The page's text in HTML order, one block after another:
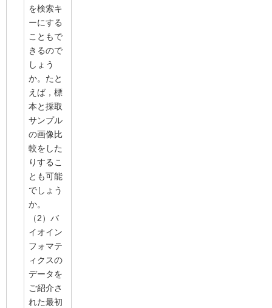
を検索キ
ーにする
こともで
きるので
しょう
か。たと
えば，標
本と採取
サンプル
の画像比
較をした
りするこ
とも可能
でしょう
か。
（2）バ
イオイン
フォマテ
ィクスの
データを
ご紹介さ
れた最初